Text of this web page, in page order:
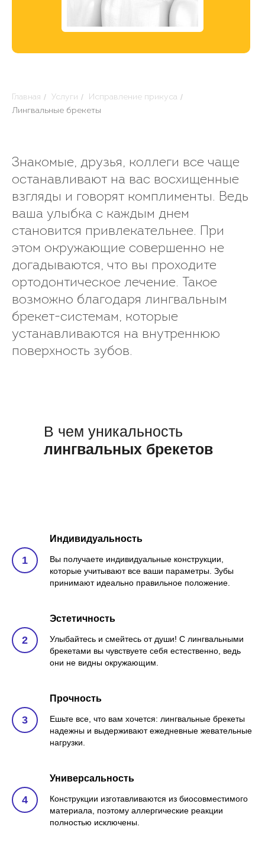
Главная / Услуги / Исправление прикуса /
Лингвальные брекеты
Знакомые, друзья, коллеги все чаще
останавливают на вас восхищенные
взгляды и говорят комплименты. Ведь
ваша улыбка с каждым днем
становится привлекательнее. При
этом окружающие совершенно не
догадываются, что вы проходите
ортодонтическое лечение. Такое
возможно благодаря лингвальным
брекет-системам, которые
устанавливаются на внутреннюю
поверхность зубов.
В чем уникальность
лингвальных брекетов
Индивидуальность
Вы получаете индивидуальные конструкции,
которые учитывают все ваши параметры. Зубы
принимают идеально правильное положение.
Эстетичность
Улыбайтесь и смейтесь от души! С лингвальными
брекетами вы чувствуете себя естественно, ведь
они не видны окружающим.
Прочность
Ешьте все, что вам хочется: лингвальные брекеты
надежны и выдерживают ежедневные жевательные
нагрузки.
Универсальность
Конструкции изготавливаются из биосовместимого
материала, поэтому аллергические реакции
полностью исключены.